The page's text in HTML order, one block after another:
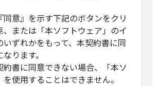
同意』を示す下記のボタンをクリ
、または「本ソフトウェア」のイ
いずれかをもって、本契約書に同
ります。
約書に同意できない場合、「本ソ
使用することはできません。